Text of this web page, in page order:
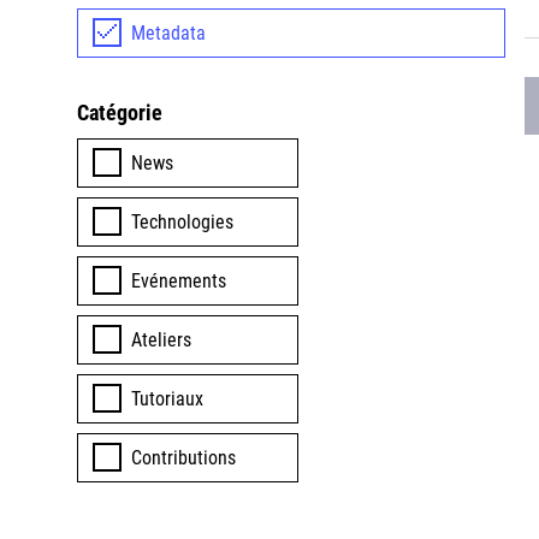
Metadata
Catégorie
News
Technologies
Evénements
Ateliers
Tutoriaux
Contributions